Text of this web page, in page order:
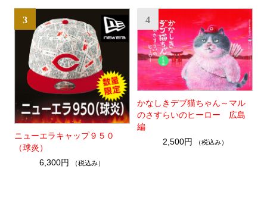
3
ニューエラキャップ９５０
（球炎）
6,300円
（税込み）
4
かなしきデブ猫ちゃん～マル
のさすらいのヒーロー 広島
編
2,500円
（税込み）